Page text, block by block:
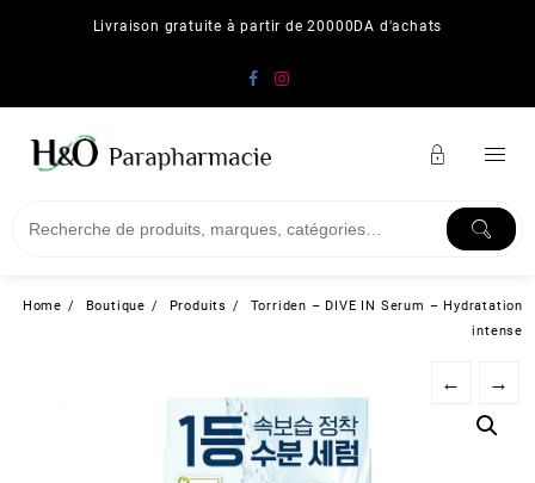
Livraison gratuite à partir de 20000DA d'achats
Home Boutique Produits
Torriden – DIVE IN Serum – Hydratation
intense
← →